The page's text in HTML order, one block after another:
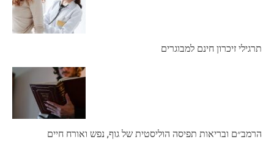
תרגילי זיכרון חינם למבוגרים
הרמב״ם ובריאות תפיסה הוליסטית של גוף, נפש ואורח חיים